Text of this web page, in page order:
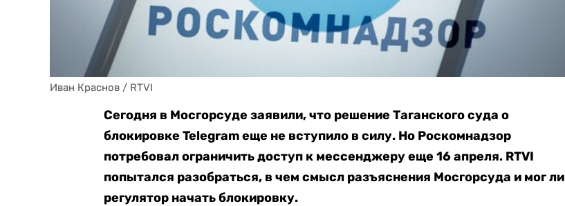
Иван Краснов / RTVI
Сегодня в Мосгорсуде заявили, что решение Таганского суда о
блокировке Telegram еще не вступило в силу. Но Роскомнадзор
потребовал ограничить доступ к мессенджеру еще 16 апреля. RTVI
попытался разобраться, в чем смысл разъяснения Мосгорсуда и мог ли
регулятор начать блокировку.